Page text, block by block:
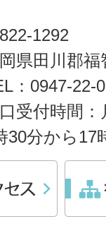
1292
県田川郡福
：0947-22-
受付時間
30分から17